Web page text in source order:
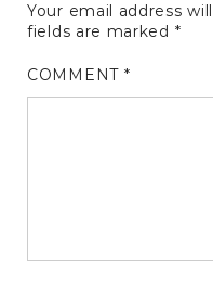
Your email address
fields are marked *
COMMENT *